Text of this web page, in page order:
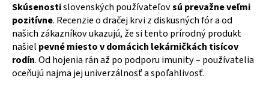
Skúsenostislovenských používateľovsú prevažne veľmi
pozitívne. Recenzie o dračej krvi z diskusných fór a od
našich zákazníkov ukazujú, že si tento prírodný produkt
našiel pevné miesto v domácich lekárničkách tisícov
rodín. Od hojenia rán až po podporu imunity – používatelia
oceňujú najmä jej univerzálnosť a spoľahlivosť.